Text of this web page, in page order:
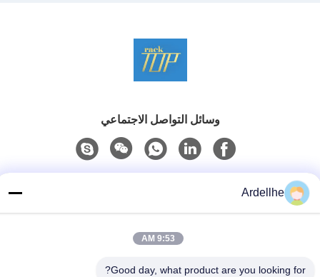
وسائل التواصل الاجتماعي
Ardellhe
9:53 AM
Good day, what product are you looking for?